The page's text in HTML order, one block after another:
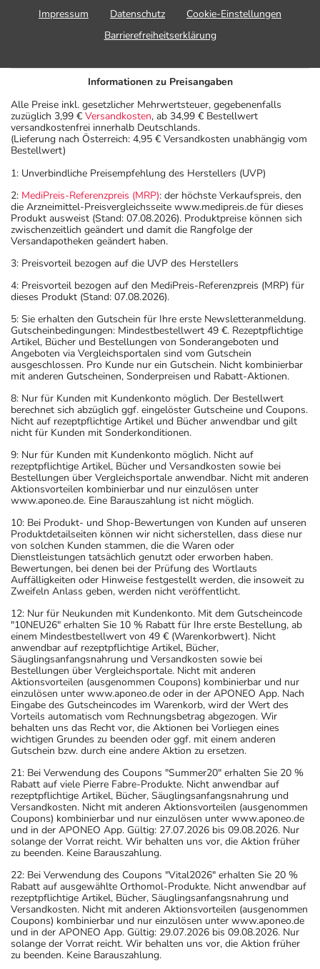
Impressum
Datenschutz
Cookie-Einstellungen
Barrierefreiheitserklärung
Informationen zu Preisangaben
Alle Preise inkl. gesetzlicher Mehrwertsteuer, gegebenenfalls
zuzüglich 3,99 € Versandkosten, ab 34,99 € Bestellwert
versandkostenfrei innerhalb Deutschlands.
(Lieferung nach Österreich: 4,95 € Versandkosten unabhängig vom
Bestellwert)
1: Unverbindliche Preisempfehlung des Herstellers (UVP)
2: MediPreis-Referenzpreis (MRP): der höchste Verkaufspreis, den
die Arzneimittel-Preisvergleichsseite www.medipreis.de für dieses
Produkt ausweist (Stand: 07.08.2026). Produktpreise können sich
zwischenzeitlich geändert und damit die Rangfolge der
Versandapotheken geändert haben.
3: Preisvorteil bezogen auf die UVP des Herstellers
4: Preisvorteil bezogen auf den MediPreis-Referenzpreis (MRP) für
dieses Produkt (Stand: 07.08.2026).
5: Sie erhalten den Gutschein für Ihre erste Newsletteranmeldung.
Gutscheinbedingungen: Mindestbestellwert 49 €. Rezeptpflichtige
Artikel, Bücher und Bestellungen von Sonderangeboten und
Angeboten via Vergleichsportalen sind vom Gutschein
ausgeschlossen. Pro Kunde nur ein Gutschein. Nicht kombinierbar
mit anderen Gutscheinen, Sonderpreisen und Rabatt-Aktionen.
8: Nur für Kunden mit Kundenkonto möglich. Der Bestellwert
berechnet sich abzüglich ggf. eingelöster Gutscheine und Coupons.
Nicht auf rezeptpflichtige Artikel und Bücher anwendbar und gilt
nicht für Kunden mit Sonderkonditionen.
9: Nur für Kunden mit Kundenkonto möglich. Nicht auf
rezeptpflichtige Artikel, Bücher und Versandkosten sowie bei
Bestellungen über Vergleichsportale anwendbar. Nicht mit anderen
Aktionsvorteilen kombinierbar und nur einzulösen unter
www.aponeo.de. Eine Barauszahlung ist nicht möglich.
10: Bei Produkt- und Shop-Bewertungen von Kunden auf unseren
Produktdetailseiten können wir nicht sicherstellen, dass diese nur
von solchen Kunden stammen, die die Waren oder
Dienstleistungen tatsächlich genutzt oder erworben haben.
Bewertungen, bei denen bei der Prüfung des Wortlauts
Auffälligkeiten oder Hinweise festgestellt werden, die insoweit zu
Zweifeln Anlass geben, werden nicht veröffentlicht.
12: Nur für Neukunden mit Kundenkonto. Mit dem Gutscheincode
"10NEU26" erhalten Sie 10 % Rabatt für Ihre erste Bestellung, ab
einem Mindestbestellwert von 49 € (Warenkorbwert). Nicht
anwendbar auf rezeptpflichtige Artikel, Bücher,
Säuglingsanfangsnahrung und Versandkosten sowie bei
Bestellungen über Vergleichsportale. Nicht mit anderen
Aktionsvorteilen (ausgenommen Coupons) kombinierbar und nur
einzulösen unter www.aponeo.de oder in der APONEO App. Nach
Eingabe des Gutscheincodes im Warenkorb, wird der Wert des
Vorteils automatisch vom Rechnungsbetrag abgezogen. Wir
behalten uns das Recht vor, die Aktionen bei Vorliegen eines
wichtigen Grundes zu beenden oder ggf. mit einem anderen
Gutschein bzw. durch eine andere Aktion zu ersetzen.
21: Bei Verwendung des Coupons "Summer20" erhalten Sie 20 %
Rabatt auf viele Pierre Fabre-Produkte. Nicht anwendbar auf
rezeptpflichtige Artikel, Bücher, Säuglingsanfangsnahrung und
Versandkosten. Nicht mit anderen Aktionsvorteilen (ausgenommen
Coupons) kombinierbar und nur einzulösen unter www.aponeo.de
und in der APONEO App. Gültig: 27.07.2026 bis 09.08.2026. Nur
solange der Vorrat reicht. Wir behalten uns vor, die Aktion früher
zu beenden. Keine Barauszahlung.
22: Bei Verwendung des Coupons "Vital2026" erhalten Sie 20 %
Rabatt auf ausgewählte Orthomol-Produkte. Nicht anwendbar auf
rezeptpflichtige Artikel, Bücher, Säuglingsanfangsnahrung und
Versandkosten. Nicht mit anderen Aktionsvorteilen (ausgenommen
Coupons) kombinierbar und nur einzulösen unter www.aponeo.de
und in der APONEO App. Gültig: 29.07.2026 bis 09.08.2026. Nur
solange der Vorrat reicht. Wir behalten uns vor, die Aktion früher
zu beenden. Keine Barauszahlung.